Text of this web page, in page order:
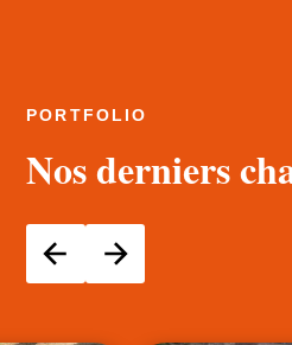
PORTFOLIO
Nos derniers